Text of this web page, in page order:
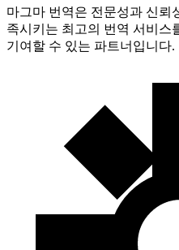
마그마 번역은 전문성과 신뢰
족시키는 최고의 번역 서비스
기여할 수 있는 파트너입니다.